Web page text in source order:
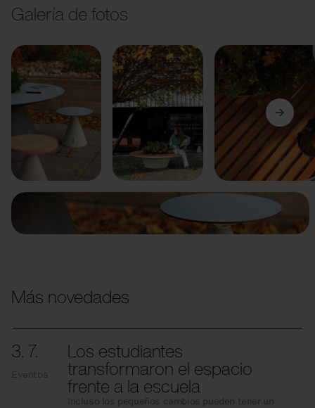
Galería de fotos
Anterior Siguiente
Más novedades
3. 7.
Eventos
Los estudiantes
transformaron el espacio
frente a la escuela
Incluso los pequeños cambios pueden tener un